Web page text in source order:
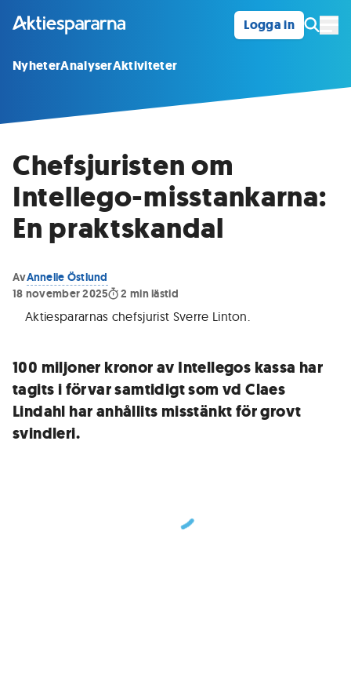
Logga in
NyheterAnalyserAktiviteter
Chefsjuristen om
Intellego-misstankarna:
En praktskandal
AvAnnelie Östlund
18 november 2025
2 min lästid
Aktiespararnas chefsjurist Sverre Linton.
100 miljoner kronor av Intellegos kassa har
tagits i förvar samtidigt som vd Claes
Lindahl har anhållits misstänkt för grovt
svindleri.